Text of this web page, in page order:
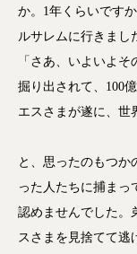
か。1年くらいです
ルサレムに行きまし
「さあ、いよいよ
掘り出されて、100
エスさまが遂に、世
と、思ったのもつか
った人たちに捕まっ
認めませんでした。
スさまを見捨てて逃